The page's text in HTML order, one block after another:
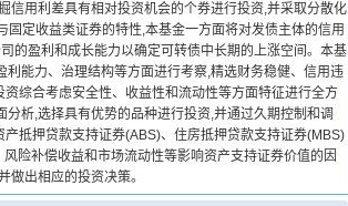
信用利差具有相对投资机会的个券进行投资,并采取分散化
定收益类证券的特性,本基金一方面将对发债主体的信用
的盈利和成长能力以确定可转债中长期的上涨空间。本基
能力、治理结构等方面进行考察,精选财务稳健、信用违
综合考虑安全性、收益性和流动性等方面特征进行全方
析,选择具有优势的品种进行投资,并通过久期控制和调
抵押贷款支持证券(ABS)、住房抵押贷款支持证券(MBS)
险补偿收益和市场流动性等影响资产支持证券价值的因
出相应的投资决策。